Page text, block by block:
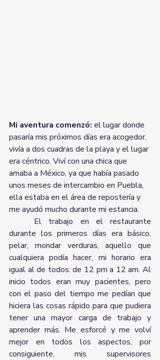
Mi aventura comenzó: el lugar donde
pasaría mis próximos días era acogedor,
vivía a dos cuadras de la playa y el lugar
era céntrico. Viví con una chica que
amaba a México, ya que había pasado
unos meses de intercambio en Puebla,
ella estaba en el área de repostería y
me ayudó mucho durante mi estancia.
durante los primeros días era básico,
pelar, mondar verduras, aquello que
cualquiera podía hacer, mi horario era
igual al de todos: de 12 pm a 12 am. Al
inicio todos eran muy pacientes, pero
con el paso del tiempo me pedían que
hiciera las cosas rápido para que pudiera
tener una mayor carga de trabajo y
aprender más. Me esforcé y me volví
mejor en todos los aspectos, por
consiguiente, mis supervisores